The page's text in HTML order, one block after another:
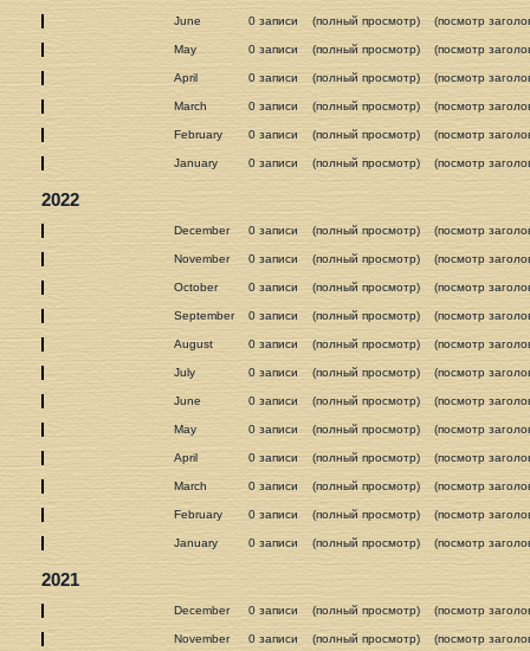
June 0 записи (полный просмотр) (посмотр
May 0 записи (полный просмотр) (посмотр
April 0 записи (полный просмотр) (посмотр
March 0 записи (полный просмотр) (посмотр
February 0 записи (полный просмотр) (посмотр
January 0 записи (полный просмотр) (посмотр
2022
December 0 записи (полный просмотр) (посмотр
November 0 записи (полный просмотр) (посмотр
October 0 записи (полный просмотр) (посмотр
September 0 записи (полный просмотр) (посмотр
August 0 записи (полный просмотр) (посмотр
July 0 записи (полный просмотр) (посмотр
June 0 записи (полный просмотр) (посмотр
May 0 записи (полный просмотр) (посмотр
April 0 записи (полный просмотр) (посмотр
March 0 записи (полный просмотр) (посмотр
February 0 записи (полный просмотр) (посмотр
January 0 записи (полный просмотр) (посмотр
2021
December 0 записи (полный просмотр) (посмотр
November 0 записи (полный просмотр) (посмотр